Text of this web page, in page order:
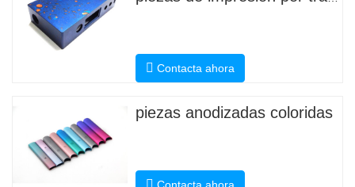
Contacta ahora
piezas anodizadas coloridas